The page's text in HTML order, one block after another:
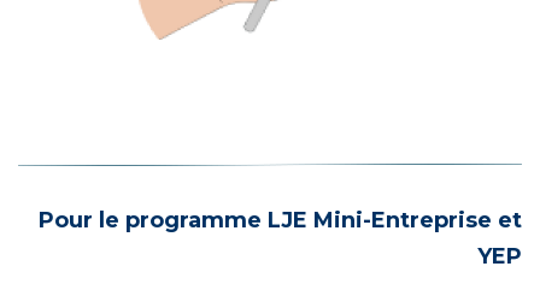
Pour le programme LJE Mini-Entreprise et
YEP